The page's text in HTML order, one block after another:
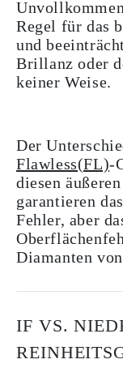
Regel für das
und
Brillanz oder
keiner Weise.
Der
Flawless(FL)-
diesen
garantieren
Fehler, aber
Diamanten
IF VS.